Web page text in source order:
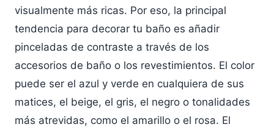
visualmente más ricas. Por eso, la principal
tendencia para decorar tu baño es añadir
pinceladas de contraste a través de los
accesorios de baño o los revestimientos. El color
puede ser el azul y verde en cualquiera de sus
matices, el beige, el gris, el negro o tonalidades
más atrevidas, como el amarillo o el rosa. El